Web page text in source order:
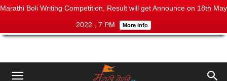
Marathi Boli Writing Competition, Result will get Announce on 18th May
2022 , 7 PM More info